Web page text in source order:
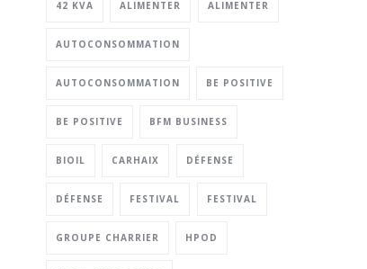
42 KVA ALIMENTER ALIMENTER
AUTOCONSOMMATION
AUTOCONSOMMATION BE POSITIVE
BE POSITIVE BFM BUSINESS
BIOIL CARHAIX DÉFENSE
DÉFENSE FESTIVAL FESTIVAL
GROUPE CHARRIER HPOD